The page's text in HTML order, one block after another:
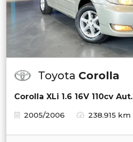
Toyota Corolla
Corolla XLi 1.6 16V 110cv Aut.
2005/2006
238.915 km